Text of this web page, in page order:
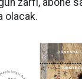
zarfı, abone
olacak.